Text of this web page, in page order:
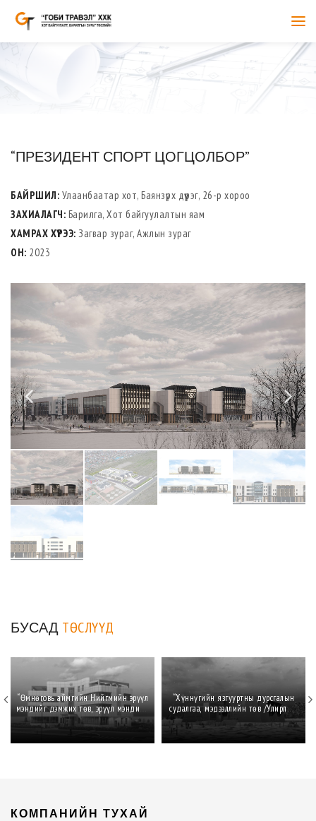
“ПРЕЗИДЕНТ СПОРТ ЦОГЦОЛБОР”
БАЙРШИЛ: Улаанбаатар хот, Баянзүрх дүүрэг, 26-р хороо
ЗАХИАЛАГЧ: Барилга, Хот байгуулалтын яам
ХАМРАХ ХҮРЭЭ: Загвар зураг, Ажлын зураг
ОН: 2023
БУСАД ТӨСЛҮҮД
“Өмнөговь аймгийн Нийгмийн эрүүл
мэндийг дэмжих төв, эрүүл мэндийн
газрын барилга"
“Хүннүгийн язгууртны дурсгалын
судалгаа, мэдээллийн төв /Улирлын
чанартай түр үзэсгэлэнгийн танхим/"
КОМПАНИЙН ТУХАЙ